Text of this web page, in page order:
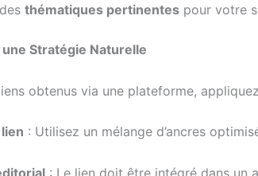
thématiques pertinentes pour votre
une Stratégie Naturelle
obtenus via une plateforme,
: Utilisez un mélange d’ancres